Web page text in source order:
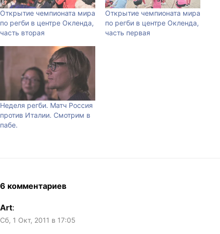
Открытие чемпионата мира
по регби в центре Окленда,
часть вторая
Открытие чемпионата мира
по регби в центре Окленда,
часть первая
Неделя регби. Матч Россия
против Италии. Смотрим в
пабе.
6 комментариев
Art:
Сб, 1 Окт, 2011 в 17:05